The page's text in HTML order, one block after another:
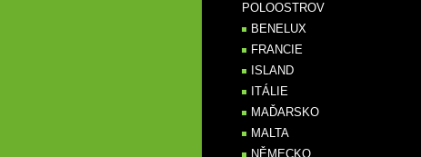
POLOOSTROV
BENELUX
FRANCIE
ISLAND
ITÁLIE
MAĎARSKO
MALTA
NĚMECKO